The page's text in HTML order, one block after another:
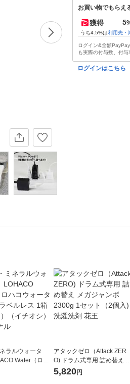
お買い物でもらえ
獲得 5
うち4.5%は利用先・
ログイン&全額
も実際の付与数、付
ログインはこちら
ラルウォータ
Water（ロハ
ー）2L ラベルレ
アタックゼロ（Attack ZER
O) ドラム式専用 詰め替え
ガジャンボ 2300g 1セット
5,820円